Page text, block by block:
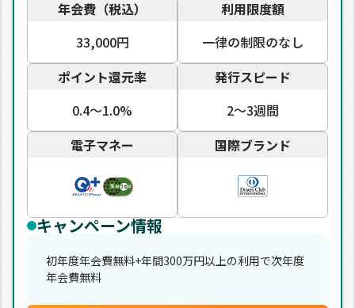
年会費（税込）
33,000円
利用限度額
一律の制限のなし
ポイント還元率
0.4〜1.0%
発行スピード
2〜3週間
電子マネー
国際ブランド
キャンペーン情報
初年度年会費無料+年間300万円以上の利用で次年度
年会費無料